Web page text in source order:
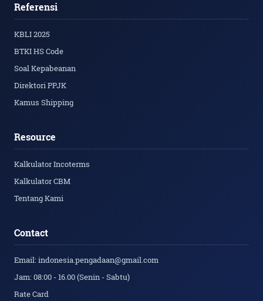
Referensi
KBLI 2025
BTKI HS Code
Soal Kepabeanan
Direktori PPJK
Kamus Shipping
Resource
Kalkulator Incoterms
Kalkulator CBM
Tentang Kami
Contact
Email: indonesia.pengadaan@gmail.com
Jam: 08:00 - 16.00 (Senin - Sabtu)
Rate Card